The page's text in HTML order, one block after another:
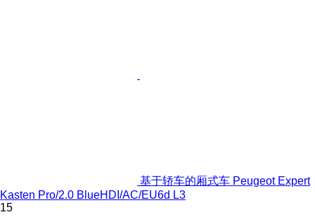
基于轿车的厢式车 Peugeot Expert
Kasten Pro/2.0 BlueHDI/AC/EU6d L3
15